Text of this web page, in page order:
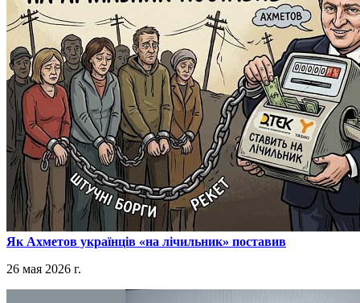
​Як Ахметов українців «на лічильник» поставив
26 мая 2026 г.